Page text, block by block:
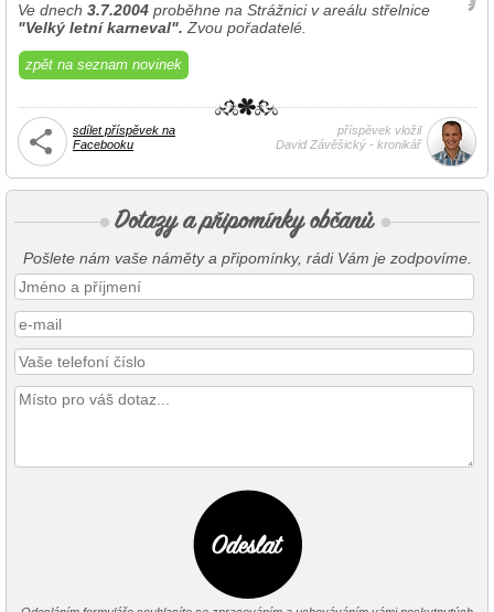
Ve dnech 3.7.2004 proběhne na Strážnici v areálu střelnice
"Velký letní karneval". Zvou pořadatelé.
zpět na seznam novinek
sdílet příspěvek na
Facebooku
příspěvek vložil
David Závěšický - kronikář
Pošlete nám vaše náměty a připomínky, rádi Vám je zodpovíme.